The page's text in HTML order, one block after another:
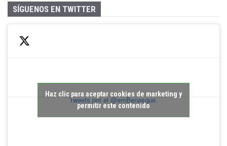
SÍGUENOS EN TWITTER
Tweets por el @emBenasque.
Haz clic para aceptar cookies de marketing y
permitir este contenido